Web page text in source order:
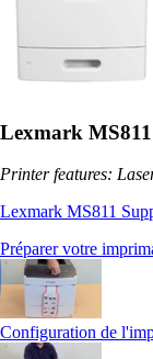
Lexmark MS811
Printer features:
Lexmark MS811
Préparer votre
Configuration de